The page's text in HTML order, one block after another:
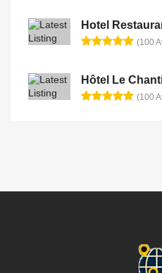
Hotel
(100
Hôtel Le
(100